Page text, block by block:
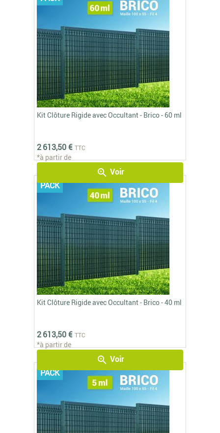
Kit Clôture Rigide avec Occultant - Brico - 60 ml
2 613,50 € TTC
*à partir de
zoom_in Voir
Kit Clôture Rigide avec Occultant - Brico - 40 ml
2 613,50 € TTC
*à partir de
zoom_in Voir
PACK
PACK